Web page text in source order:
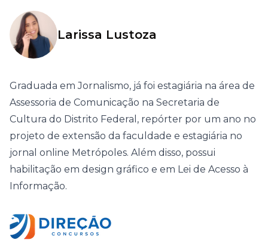
Larissa Lustoza
Graduada em Jornalismo, já foi estagiária na área de
Assessoria de Comunicação na Secretaria de
Cultura do Distrito Federal, repórter por um ano no
projeto de extensão da faculdade e estagiária no
jornal online Metrópoles. Além disso, possui
habilitação em design gráfico e em Lei de Acesso à
Informação.